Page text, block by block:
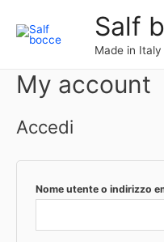
Salf
Made in Italy
My account
Accedi
Nome utente o indirizzo